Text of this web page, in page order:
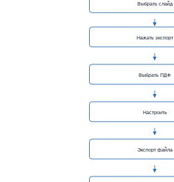
Выбрать слайд
Нажать экспорт
Выбрать ПДФ
Настроить
Экспорт файла